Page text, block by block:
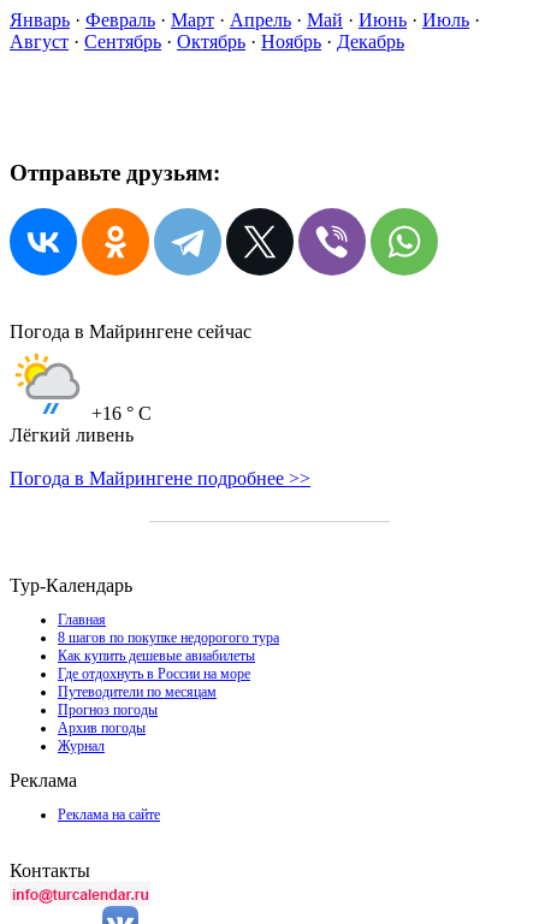
Январь · Февраль · Март · Апрель · Май · Июнь · Июль ·
Август · Сентябрь · Октябрь · Ноябрь · Декабрь
Отправьте друзьям:
Погода в Майрингене сейчас
+16 ° C
Лёгкий ливень
Погода в Майрингене подробнее >>
Тур-Календарь
Главная
8 шагов по покупке недорогого тура
Как купить дешевые авиабилеты
Где отдохнуть в России на море
Путеводители по месяцам
Прогноз погоды
Архив погоды
Журнал
Реклама
Реклама на сайте
Контакты